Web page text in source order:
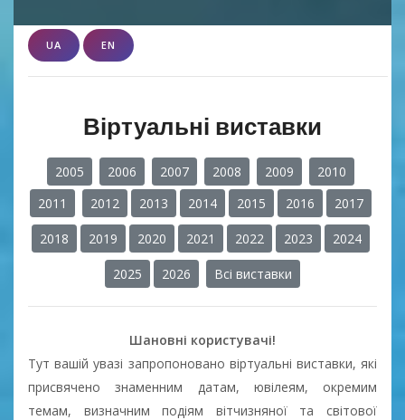
UA EN
Віртуальні виставки
2005 2006 2007 2008 2009
2010
2011
2012 2013 2014 2015 2016 2017
2018 2019 2020 2021 2022 2023 2024
2025 2026 Всі виставки
Шановні користувачі!
Тут вашій увазі запропоновано віртуальні виставки, які
присвячено знаменним датам, ювілеям, окремим
темам, визначним подіям вітчизняної та світової